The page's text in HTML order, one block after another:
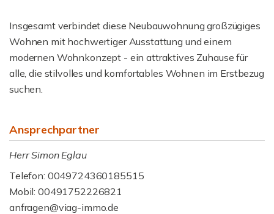
Insgesamt verbindet diese Neubauwohnung großzügiges
Wohnen mit hochwertiger Ausstattung und einem
modernen Wohnkonzept - ein attraktives Zuhause für
alle, die stilvolles und komfortables Wohnen im Erstbezug
suchen.
Ansprechpartner
Herr Simon Eglau
Telefon: 0049724360185515
Mobil: 00491752226821
anfragen@viag-immo.de